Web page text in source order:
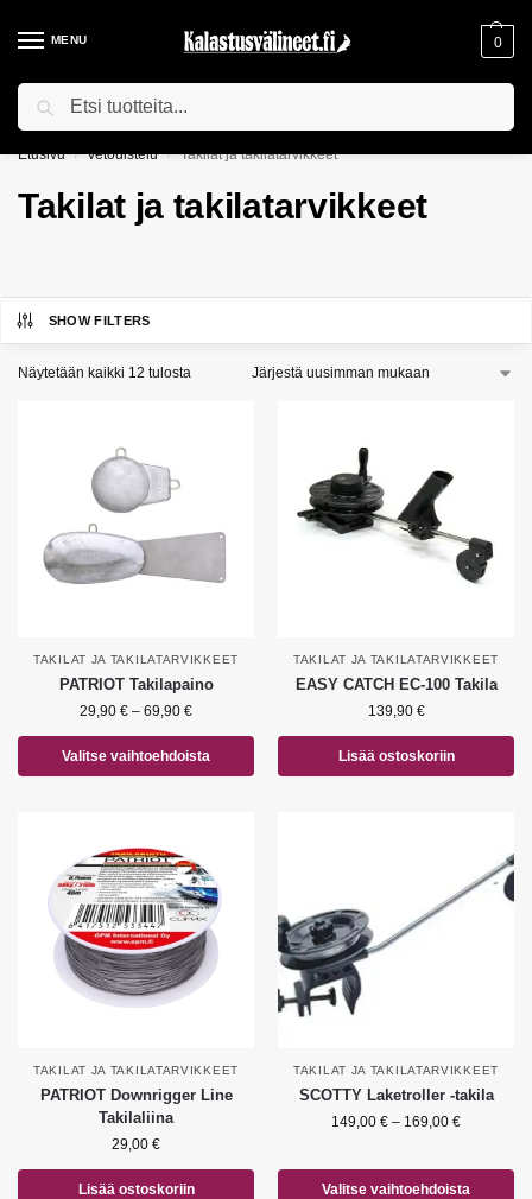
MENU 0
ILMAINEN TOIMITUS YLI 75€ TILAUKSILLE!
Etusivu / Vetouistelu / Takilat ja takilatarvikkeet
Takilat ja takilatarvikkeet
SHOW FILTERS
Näytetään kaikki 12 tulosta
TAKILAT JA TAKILATARVIKKEET
PATRIOT Takilapaino
29,90 € – 69,90 €
Valitse vaihtoehdoista
TAKILAT JA TAKILATARVIKKEET
EASY CATCH EC-100 Takila
139,90 €
Lisää ostoskoriin
TAKILAT JA TAKILATARVIKKEET
PATRIOT Downrigger Line
Takilaliina
29,00 €
Lisää ostoskoriin
TAKILAT JA TAKILATARVIKKEET
SCOTTY Laketroller -takila
149,00 € – 169,00 €
Valitse vaihtoehdoista